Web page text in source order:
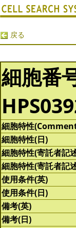
戻る
細胞番
細胞特性
細胞特性(日)
細胞特性(寄託者記
細胞特性(寄託者記
使用条件(英)
使用条件(日)
備考(英)
備考(日)